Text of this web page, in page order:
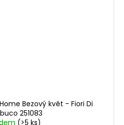
Bezový květ - Fiori Di
251083
(>5 ks)